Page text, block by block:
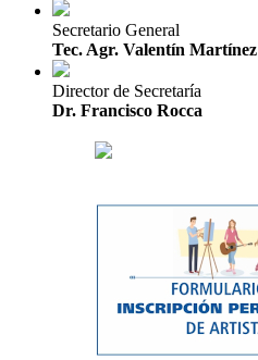
Secretario General
Tec. Agr. Valentín Martínez
Director de Secretaría
Dr. Francisco Rocca